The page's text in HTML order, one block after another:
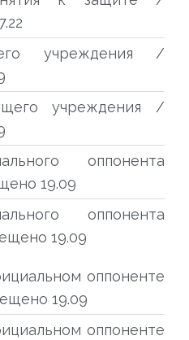
учреждения /
учреждения /
оппонента
19.09
оппонента
19.09
оппоненте
19.09
оппоненте